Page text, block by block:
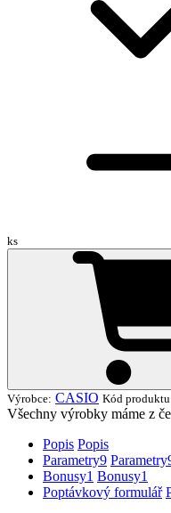
ks
Výrobce: CASIO Kód
Všechny výrobky máme z
Popis Popis
Parametry9 Parametry
Bonusy1 Bonusy1
Poptávkový formulář